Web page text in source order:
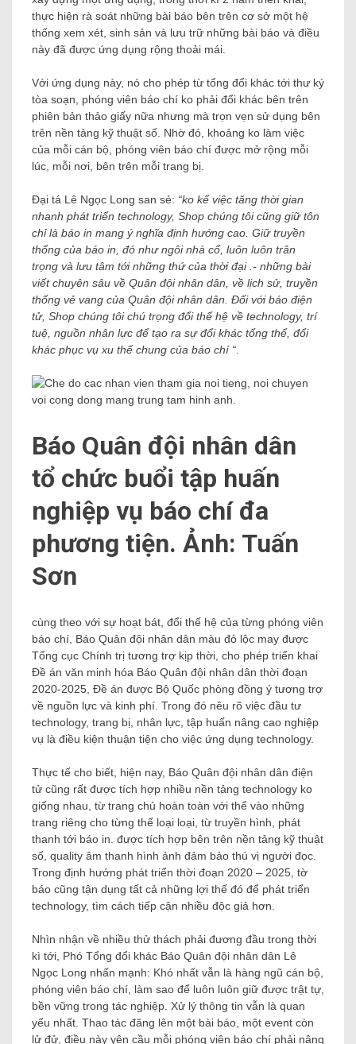
thực hiện rà soát những bài báo bên trên cơ sở một hệ
thống xem xét, sinh sản và lưu trữ những bài báo và điều
này đã được ứng dụng rộng thoải mái.
Với ứng dụng này, nó cho phép từ tổng đổi khác tới thư ký
tòa soạn, phóng viên báo chí ko phải đổi khác bên trên
phiên bản thảo giấy nữa nhưng mà trọn vẹn sử dụng bên
trên nền tảng kỹ thuật số. Nhờ đó, khoảng ko làm việc
của mỗi cán bộ, phóng viên báo chí được mở rộng mỗi
lúc, mỗi nơi, bên trên mỗi trang bị.
Đại tá Lê Ngọc Long san sẻ: “ko kể việc tăng thời gian
nhanh phát triển technology, Shop chúng tôi cũng giữ tôn
chỉ là báo in mang ý nghĩa định hướng cao. Giữ truyền
thống của báo in, đó như ngôi nhà cổ, luôn luôn trân
trọng và lưu tâm tới những thứ của thời đại .- những bài
viết chuyên sâu về Quân đội nhân dân, về lịch sử, truyền
thống vẻ vang của Quân đội nhân dân. Đối với báo điện
tử, Shop chúng tôi chú trọng đổi thế hệ về technology, trí
tuệ, nguồn nhân lực để tạo ra sự đổi khác tổng thể, đổi
khác phục vụ xu thế chung của báo chí “.
Báo Quân đội nhân dân
tổ chức buổi tập huấn
nghiệp vụ báo chí đa
phương tiện. Ảnh: Tuấn
Sơn
cùng theo với sự hoạt bát, đổi thế hệ của từng phóng viên
báo chí, Báo Quân đội nhân dân màu đỏ lộc may được
Tổng cục Chính trị tương trợ kịp thời, cho phép triển khai
Đề án văn minh hóa Báo Quân đội nhân dân thời đoạn
2020-2025, Đề án được Bộ Quốc phòng đồng ý tương trợ
về nguồn lực và kinh phí. Trong đó nêu rõ việc đầu tư
technology, trang bị, nhân lực, tập huấn nâng cao nghiệp
vụ là điều kiện thuận tiện cho việc ứng dụng technology.
Thực tế cho biết, hiện nay, Báo Quân đội nhân dân điện
tử cũng rất được tích hợp nhiều nền tảng technology ko
giống nhau, từ trang chủ hoàn toàn với thể vào những
trang riêng cho từng thể loại loại, từ truyền hình, phát
thanh tới báo in. được tích hợp bên trên nền tảng kỹ thuật
số, quality âm thanh hình ảnh đảm bảo thú vị người đọc.
Trong định hướng phát triển thời đoạn 2020 – 2025, tờ
báo cũng tận dụng tất cả những lợi thế đó để phát triển
technology, tìm cách tiếp cận nhiều độc giả hơn.
Nhìn nhận về nhiều thử thách phải đương đầu trong thời
kì tới, Phó Tổng đổi khác Báo Quân đội nhân dân Lê
Ngọc Long nhấn mạnh: Khó nhất vẫn là hàng ngũ cán bộ,
phóng viên báo chí, làm sao để luôn luôn giữ được trật tự,
bền vững trong tác nghiệp. Xử lý thông tin vẫn là quan
yếu nhất. Thao tác đăng lên một bài báo, một event còn
lử đử, điều này yên cầu mỗi phóng viên báo chí phải nâng